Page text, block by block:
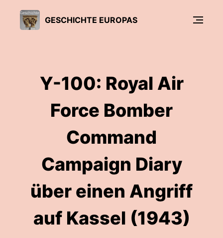
GESCHICHTE EUROPAS
Y-100: Royal Air
Force Bomber
Command
Campaign Diary
über einen Angriff
auf Kassel (1943)